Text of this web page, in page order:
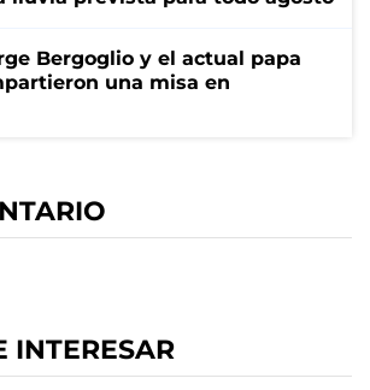
Bergoglio y el actual papa
una misa en
INTERESAR